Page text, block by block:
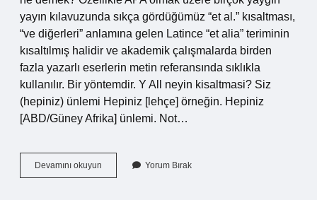
yayın kılavuzunda sıkça gördüğümüz “et al.” kısaltması,
“ve diğerleri” anlamına gelen Latince “et alia” teriminin
kısaltılmış halidir ve akademik çalışmalarda birden
fazla yazarlı eserlerin metin referansında sıklıkla
kullanılır. Bir yöntemdir. Y All neyin kisaltmasi? Siz
(hepiniz) ünlemi Hepiniz [lehçe] örneğin. Hepiniz
[ABD/Güney Afrika] ünlemi. Not…
Devamını okuyun
All
Yorum Bırak